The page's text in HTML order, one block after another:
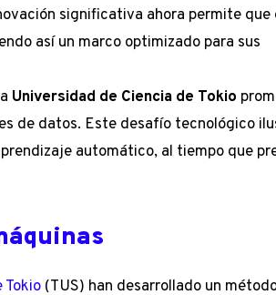
significativa ahora permite que
así un marco optimizado para sus
Universidad de Ciencia de Tokio
de datos. Este desafío tecnológico
automático, al tiempo que
Tokio (TUS) han desarrollado un